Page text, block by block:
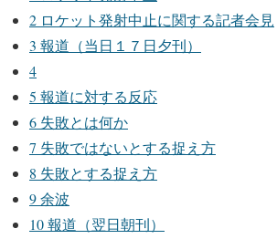
2 ロケット発射中止に関する記者会見
3 報道（当日１７日夕刊）
4
5 報道に対する反応
6 失敗とは何か
7 失敗ではないとする捉え方
8 失敗とする捉え方
9余波
10報道（翌日朝刊）